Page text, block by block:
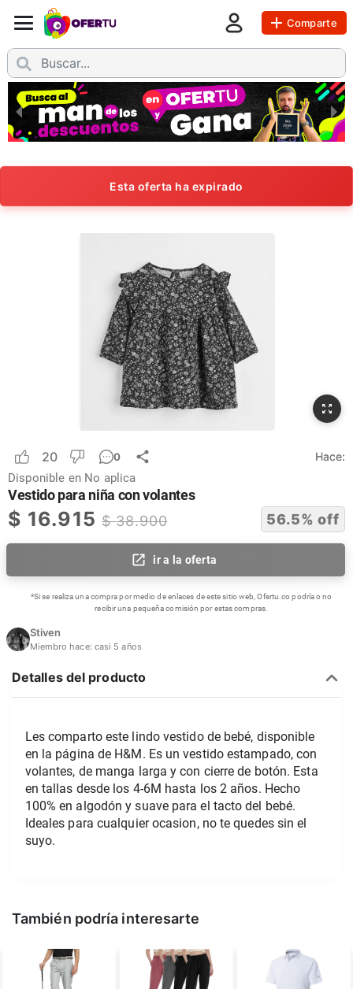
Comparte
Esta oferta ha expirado
20 0 Hace:
Disponible en No aplica
Vestido para niña con volantes
$ 16.915 $38.900 56.5% off
ir a la oferta
*Si se realiza una compra por medio de enlaces de este sitio web, Ofertu.co podría o no
recibir una pequeña comisión por estas compras.
Stiven
Miembro hace: casi 5 años
Detalles del producto
Les comparto este lindo vestido de bebé, disponible
en la página de H&M. Es un vestido estampado, con
volantes, de manga larga y con cierre de botón. Esta
en tallas desde los 4-6M hasta los 2 años. Hecho
100% en algodón y suave para el tacto del bebé.
Ideales para cualquier ocasion, no te quedes sin el
suyo.
También podría interesarte